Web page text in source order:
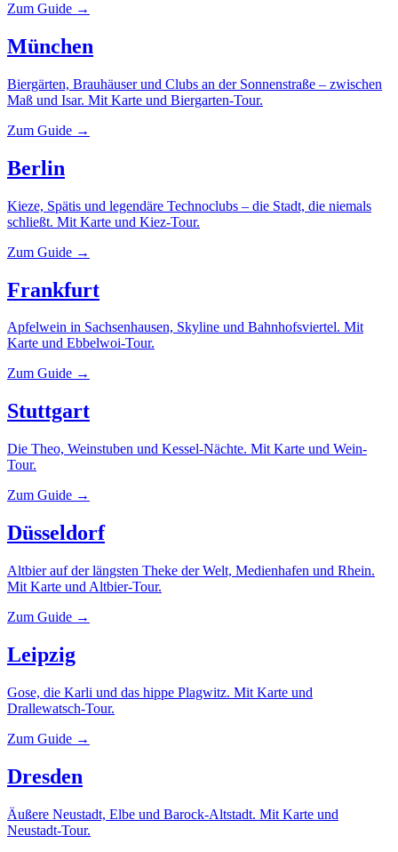
Zum Guide →
München
Biergärten, Brauhäuser und Clubs an der Sonnenstraße – zwischen
Maß und Isar. Mit Karte und Biergarten-Tour.
Zum Guide →
Berlin
Kieze, Spätis und legendäre Technoclubs – die Stadt, die niemals
schließt. Mit Karte und Kiez-Tour.
Zum Guide →
Frankfurt
Apfelwein in Sachsenhausen, Skyline und Bahnhofsviertel. Mit
Karte und Ebbelwoi-Tour.
Zum Guide →
Stuttgart
Die Theo, Weinstuben und Kessel-Nächte. Mit Karte und Wein-
Tour.
Zum Guide →
Düsseldorf
Altbier auf der längsten Theke der Welt, Medienhafen und Rhein.
Mit Karte und Altbier-Tour.
Zum Guide →
Leipzig
Gose, die Karli und das hippe Plagwitz. Mit Karte und
Drallewatsch-Tour.
Zum Guide →
Dresden
Äußere Neustadt, Elbe und Barock-Altstadt. Mit Karte und
Neustadt-Tour.